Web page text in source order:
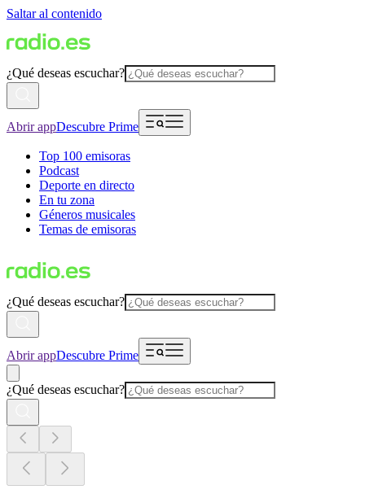
Saltar al contenido
¿Qué deseas escuchar?
Abrir appDescubre Prime
Top 100 emisoras
Podcast
Deporte en directo
En tu zona
Géneros musicales
Temas de emisoras
¿Qué deseas escuchar?
Abrir appDescubre Prime
¿Qué deseas escuchar?